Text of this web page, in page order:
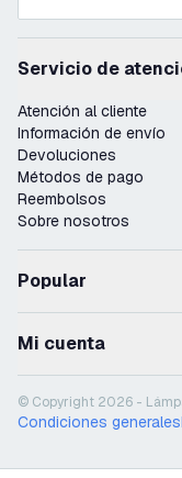
Servicio de
Atención al cliente
Información de envío
Devoluciones
Métodos de pago
Reembolsos
Sobre nosotros
Popular
Mi cuenta
© Copyright 2026 -
Condiciones generales